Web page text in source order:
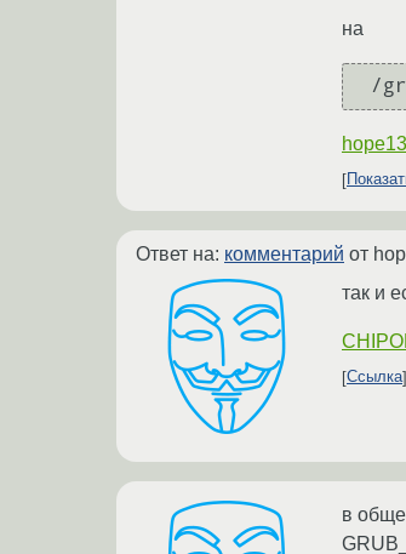
на
/
hope13
Ответ на: комментарий от
так и
Ссылка
в